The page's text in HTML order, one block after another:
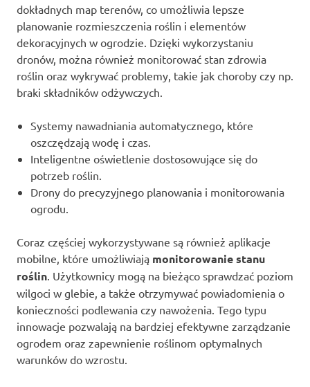
dokładnych map terenów, co umożliwia lepsze
planowanie rozmieszczenia roślin i elementów
dekoracyjnych w ogrodzie. Dzięki wykorzystaniu
dronów, można również monitorować stan zdrowia
roślin oraz wykrywać problemy, takie jak choroby czy np.
braki składników odżywczych.
Systemy nawadniania automatycznego, które
oszczędzają wodę i czas.
Inteligentne oświetlenie dostosowujące się do
potrzeb roślin.
Drony do precyzyjnego planowania i monitorowania
ogrodu.
Coraz częściej wykorzystywane są również aplikacje
mobilne, które umożliwiają monitorowanie stanu
roślin . Użytkownicy mogą na bieżąco sprawdzać poziom
wilgoci w glebie, a także otrzymywać powiadomienia o
konieczności podlewania czy nawożenia. Tego typu
innowacje pozwalają na bardziej efektywne zarządzanie
ogrodem oraz zapewnienie roślinom optymalnych
warunków do wzrostu.